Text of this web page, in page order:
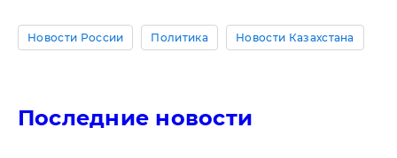
Новости России Политика Новости Казахстана
Последние новости